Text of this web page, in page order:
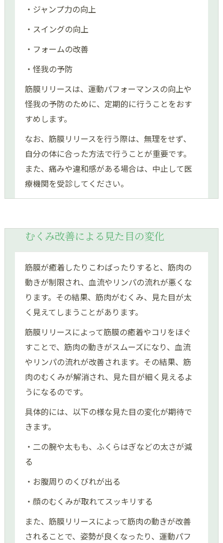
・ジャンプ力の向上
・スイングの向上
・フォームの改善
・怪我の予防
筋膜リリースは、運動パフォーマンスの向上や
怪我の予防のために、定期的に行うことをおす
すめします。
なお、筋膜リリースを行う際は、無理をせず、
自分の体に合った方法で行うことが重要です。
また、痛みや違和感がある場合は、中止して医
療機関を受診してください。
むくみ改善による見た目の変化
筋膜が癒着したりこわばったりすると、筋肉の
動きが制限され、血流やリンパの流れが悪くな
ります。その結果、筋肉がむくみ、見た目が太
く見えてしまうことがあります。
筋膜リリースによって筋膜の癒着やコリをほぐ
すことで、筋肉の動きがスムーズになり、血流
やリンパの流れが改善されます。その結果、筋
肉のむくみが解消され、見た目が細く見えるよ
うになるのです。
具体的には、以下の様な見た目の変化が期待で
きます。
・二の腕や太もも、ふくらはぎなどの太さが減
る
・お腹周りのくびれが出る
・顔のむくみが取れてスッキリする
また、筋膜リリースによって筋肉の動きが改善
されることで、姿勢が良くなったり、運動パフ